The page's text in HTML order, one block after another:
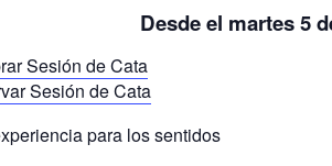
Desde el martes 5
Sesión de Cata
Sesión de Cata
para los sentidos